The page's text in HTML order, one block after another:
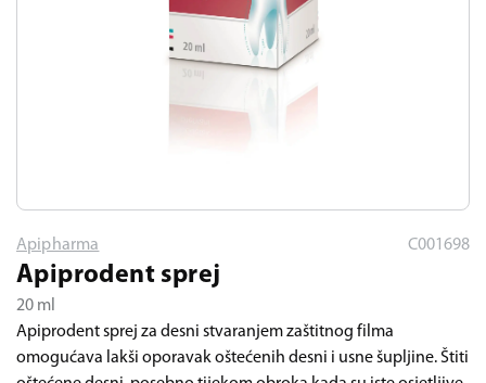
Apipharma C001698
Apiprodent sprej
20 ml
Apiprodent sprej za desni stvaranjem zaštitnog filma
omogućava lakši oporavak oštećenih desni i usne šupljine. Štiti